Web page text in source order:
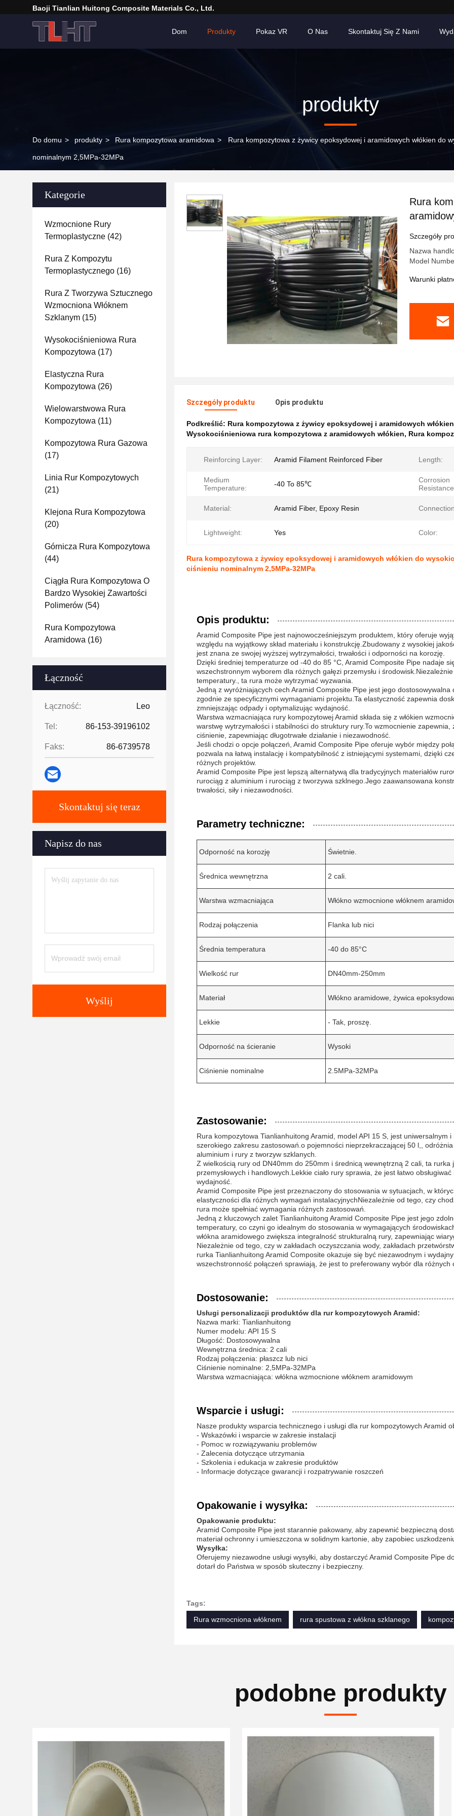
Baoji Tianlian Huitong Composite Materials Co., Ltd.
Dom Produkty Pokaz VR O Nas Skontaktuj Się Z Nami
produkty
Do domu > produkty > Rura kompozytowa aramidowa > Rura kompozytowa z żywicy epoksydowej i aramidowych włókien do
nominalnym 2,5MPa-32MPa
Kategorie
Wzmocnione Rury
Termoplastyczne (42)
Rura Z Kompozytu
Termoplastycznego (16)
Rura Z Tworzywa Sztucznego
Wzmocniona Włóknem
Szklanym (15)
Wysokociśnieniowa Rura
Kompozytowa (17)
Elastyczna Rura
Kompozytowa (26)
Wielowarstwowa Rura
Kompozytowa (11)
Kompozytowa Rura Gazowa
(17)
Linia Rur Kompozytowych
(21)
Klejona Rura Kompozytowa
(20)
Górnicza Rura Kompozytowa
(44)
Ciągła Rura Kompozytowa O
Bardzo Wysokiej Zawartości
Polimerów (54)
Rura Kompozytowa
Aramidowa (16)
Łączność
Łączność: Leo
Tel: 86-153-39196102
Faks: 86-6739578
Skontaktuj się teraz
Napisz do nas
Wyślij
Rura
Szczegóły
Nazwa
Model
Warunki
Szczegóły produktu Opis produktu
Podkreślić: Rura kompozytowa z żywicy epoksydowej i aramidowych włókien
Wysokociśnieniowa rura kompozytowa z aramidowych włókien, Rura
Reinforcing Layer: Aramid Filament Reinforced Fiber Length:
Medium
Temperature:
-40 To 85℃
Corrosion
Material: Aramid Fiber, Epoxy Resin
Lightweight: Yes Color:
Rura kompozytowa z żywicy epoksydowej i aramidowych włókien do
ciśnieniu nominalnym 2,5MPa-32MPa
Opis produktu:
Aramid Composite Pipe jest najnowocześniejszym produktem, który oferuje
względu na wyjątkowy skład materiału i konstrukcję.Zbudowany z wysokiej
jest znana ze swojej wyższej wytrzymałości, trwałości i odporności na korozję.
Dzięki średniej temperaturze od -40 do 85 °C, Aramid Composite Pipe nadaje
wszechstronnym wyborem dla różnych gałęzi przemysłu i
temperatury., ta rura może wytrzymać wyzwania.
Jedną z wyróżniających cech Aramid Composite Pipe jest jego
zgodnie ze specyficznymi wymaganiami projektu.Ta elastyczność zapewnia
zmniejszając odpady i optymalizując wydajność.
Warstwa wzmacniająca rury kompozytowej Aramid składa się z włókien
warstwę wytrzymałości i stabilności do struktury rury.To wzmocnienie zapewnia,
ciśnienie, zapewniając długotrwałe działanie i niezawodność.
Jeśli chodzi o opcje połączeń, Aramid Composite Pipe oferuje wybór między
pozwala na łatwą instalację i kompatybilność z istniejącymi systemami, dzięki
różnych projektów.
Aramid Composite Pipe jest lepszą alternatywą dla tradycyjnych materiałów
rurociąg z aluminium i rurociąg z tworzywa szklnego.Jego zaawansowana
trwałości, siły i niezawodności.
Parametry techniczne:
Odporność na korozję Świetnie.
Średnica wewnętrzna 2 cali.
Warstwa wzmacniająca Włókno wzmocnione włóknem
Rodzaj połączenia Flanka lub nici
Średnia temperatura -40 do 85°C
Wielkość rur DN40mm-250mm
Materiał Włókno aramidowe, żywica
Lekkie - Tak, proszę.
Odporność na ścieranie Wysoki
Ciśnienie nominalne 2.5MPa-32MPa
Zastosowanie:
Rura kompozytowa Tianlianhuitong Aramid, model API 15 S, jest uniwersalnym
szerokiego zakresu zastosowań.o pojemności nieprzekraczającej 50 l,,
aluminium i rury z tworzyw szklanych.
Z wielkością rury od DN40mm do 250mm i średnicą wewnętrzną 2 cali, ta
przemysłowych i handlowych.Lekkie ciało rury sprawia, że jest łatwo
wydajność.
Aramid Composite Pipe jest przeznaczony do stosowania w sytuacjach, w
elastyczności dla różnych wymagań instalacyjnychNiezależnie od tego, czy
rura może spełniać wymagania różnych zastosowań.
Jedną z kluczowych zalet Tianlianhuitong Aramid Composite Pipe jest jego
temperatury, co czyni go idealnym do stosowania w wymagających
włókna aramidowego zwiększa integralność strukturalną rury, zapewniając
Niezależnie od tego, czy w zakładach oczyszczania wody, zakładach
rurka Tianlianhuitong Aramid Composite okazuje się być niezawodnym i
wszechstronność połączeń sprawiają, że jest to preferowany wybór dla
Dostosowanie:
Usługi personalizacji produktów dla rur kompozytowych Aramid:
Nazwa marki: Tianlianhuitong
Numer modelu: API 15 S
Długość: Dostosowywalna
Wewnętrzna średnica: 2 cali
Rodzaj połączenia: płaszcz lub nici
Ciśnienie nominalne: 2,5MPa-32MPa
Warstwa wzmacniająca: włókna wzmocnione włóknem aramidowym
Wsparcie i usługi:
Nasze produkty wsparcia technicznego i usługi dla rur kompozytowych Aramid
- Wskazówki i wsparcie w zakresie instalacji
- Pomoc w rozwiązywaniu problemów
- Zalecenia dotyczące utrzymania
- Szkolenia i edukacja w zakresie produktów
- Informacje dotyczące gwarancji i rozpatrywanie roszczeń
Opakowanie i wysyłka:
Opakowanie produktu:
Aramid Composite Pipe jest starannie pakowany, aby zapewnić bezpieczną
materiał ochronny i umieszczona w solidnym kartonie, aby zapobiec
Wysyłka:
Oferujemy niezawodne usługi wysyłki, aby dostarczyć Aramid Composite Pipe
dotarł do Państwa w sposób skuteczny i bezpieczny.
Tags:
Rura wzmocniona włóknem
rura spustowa z włókna szklanego
podobne produkty